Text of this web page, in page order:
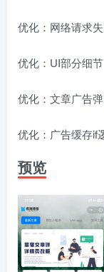
优化：网络请求
优化：UI部分细节
优化：文章广告
优化：广告缓存if
预览